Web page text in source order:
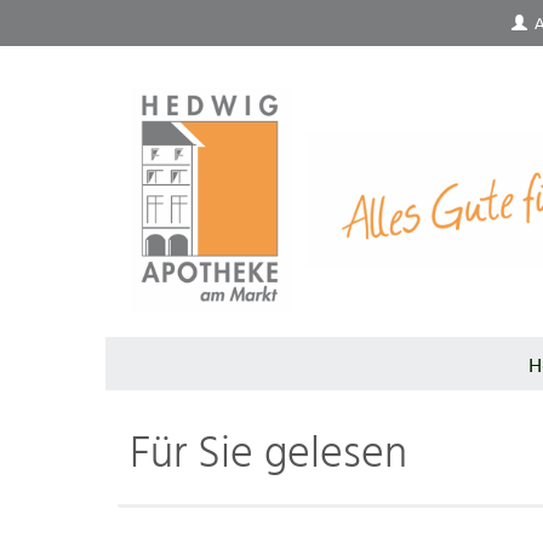
Für Sie gelesen